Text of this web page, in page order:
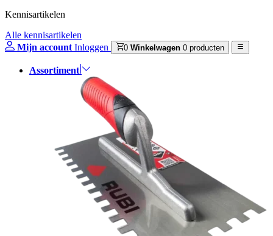
Kennisartikelen
Alle kennisartikelen
Mijn account Inloggen 0 Winkelwagen 0 producten
Assortiment